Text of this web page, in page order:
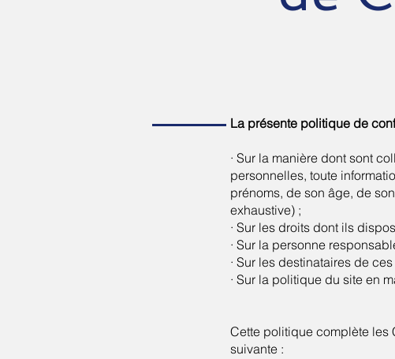
La présente politique de
· Sur la manière dont sont
personnelles, toute
prénoms, de son âge, de
exhaustive) ;
· Sur les droits dont ils
· Sur la personne
· Sur les destinataires de
· Sur la politique du site en
Cette politique complète les
suivante :